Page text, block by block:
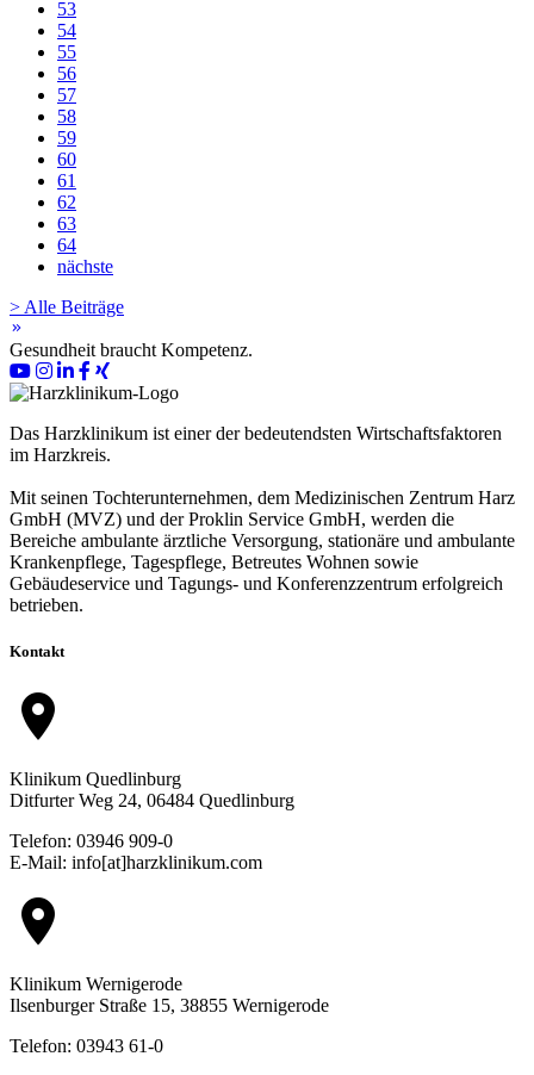
53
54
55
56
57
58
59
60
61
62
63
64
nächste
> Alle Beiträge
keyboard_double_arrow_right
Gesundheit braucht Kompetenz.
Das Harzklinikum ist einer der bedeutendsten Wirtschaftsfaktoren
im Harzkreis.
Mit seinen Tochterunternehmen, dem Medizinischen Zentrum Harz
GmbH (MVZ) und der Proklin Service GmbH, werden die
Bereiche ambulante ärztliche Versorgung, stationäre und ambulante
Krankenpflege, Tagespflege, Betreutes Wohnen sowie
Gebäudeservice und Tagungs- und Konferenzzentrum erfolgreich
betrieben.
Kontakt
location_on
Klinikum Quedlinburg
Ditfurter Weg 24, 06484 Quedlinburg
Telefon: 03946 909-0
E-Mail: info[at]harzklinikum.com
location_on
Klinikum Wernigerode
Ilsenburger Straße 15, 38855 Wernigerode
Telefon: 03943 61-0